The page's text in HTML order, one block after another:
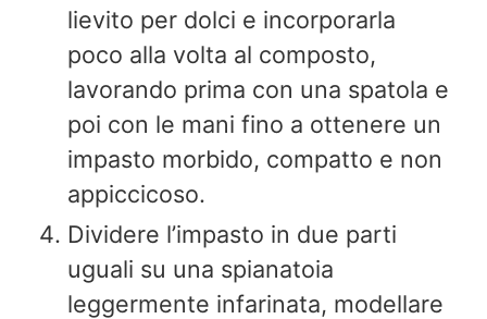
lievito per dolci e incorporarla
poco alla volta al composto,
lavorando prima con una spatola e
poi con le mani fino a ottenere un
impasto morbido, compatto e non
appiccicoso.
Dividere l’impasto in due parti
uguali su una spianatoia
leggermente infarinata, modellare